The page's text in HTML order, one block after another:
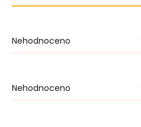
Nehodnoceno
Nehodnoceno